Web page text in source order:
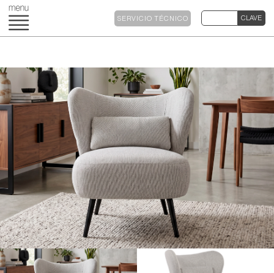
SERVICIO TÉCNICO